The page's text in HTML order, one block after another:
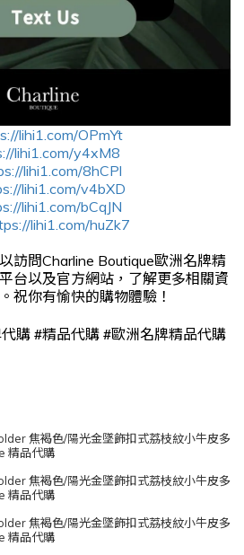
lihi1.com/OPmYt
lihi1.com/y4xM8
lihi1.com/8hCPl
lihi1.com/v4bXD
lihi1.com/bCqJN
lihi1.com/huZk7
訪問Charline Boutique歐洲名牌精
台以及官方網站，了解更多相關資
祝你有愉快的購物體驗！
購 #精品代購 #歐洲名牌精品代購